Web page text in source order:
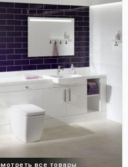
Посмотреть все товары
MIRRORS/ELITE